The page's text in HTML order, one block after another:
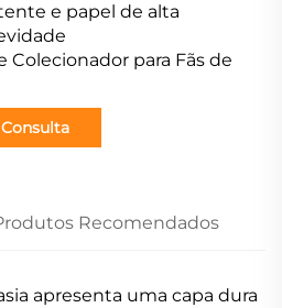
e papel de alta
Colecionador para Fãs de
Consulta
Recomendados
apresenta uma capa dura